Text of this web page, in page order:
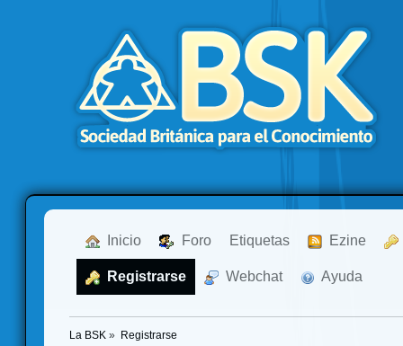
Inicio Foro Etiquetas Ezine
Registrarse Webchat Ayuda
La BSK » Registrarse